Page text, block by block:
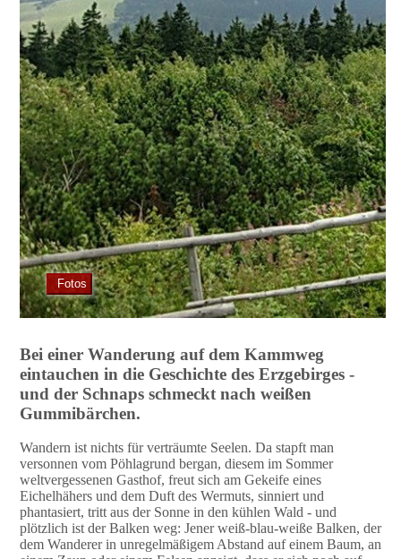
Fotos
Bei einer Wanderung auf dem Kammweg
eintauchen in die Geschichte des Erzgebirges -
und der Schnaps schmeckt nach weißen
Gummibärchen.
Wandern ist nichts für verträumte Seelen. Da stapft man
versonnen vom Pöhlagrund bergan, diesem im Sommer
weltvergessenen Gasthof, freut sich am Gekeife eines
Eichelhähers und dem Duft des Wermuts, sinniert und
phantasiert, tritt aus der Sonne in den kühlen Wald - und
plötzlich ist der Balken weg: Jener weiß-blau-weiße Balken, der
dem Wanderer in unregelmäßigem Abstand auf einem Baum, an